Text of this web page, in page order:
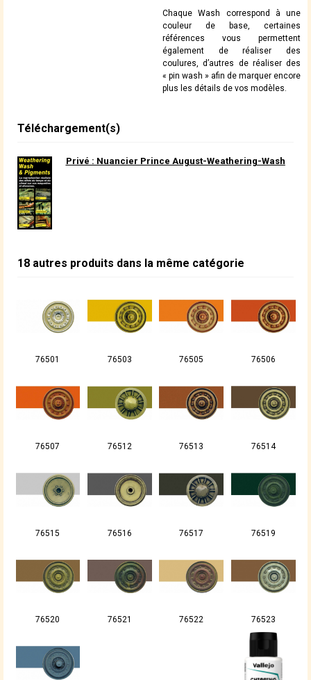
Chaque Wash correspond à une
couleur de base, certaines
références vous permettent
également de réaliser des
coulures, d’autres de réaliser des
« pin wash » afin de marquer encore
plus les détails de vos modèles.
Téléchargement(s)
Privé : Nuancier Prince August-Weathering-Wash
18 autres produits dans la même catégorie
76501 76503 76505 76506
76507 76512 76513 76514
76515 76516 76517 76519
76520 76521 76522 76523